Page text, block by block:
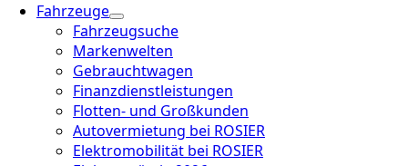
Fahrzeuge
Fahrzeugsuche
Markenwelten
Gebrauchtwagen
Finanzdienstleistungen
Flotten- und Großkunden
Autovermietung bei ROSIER
Elektromobilität bei ROSIER